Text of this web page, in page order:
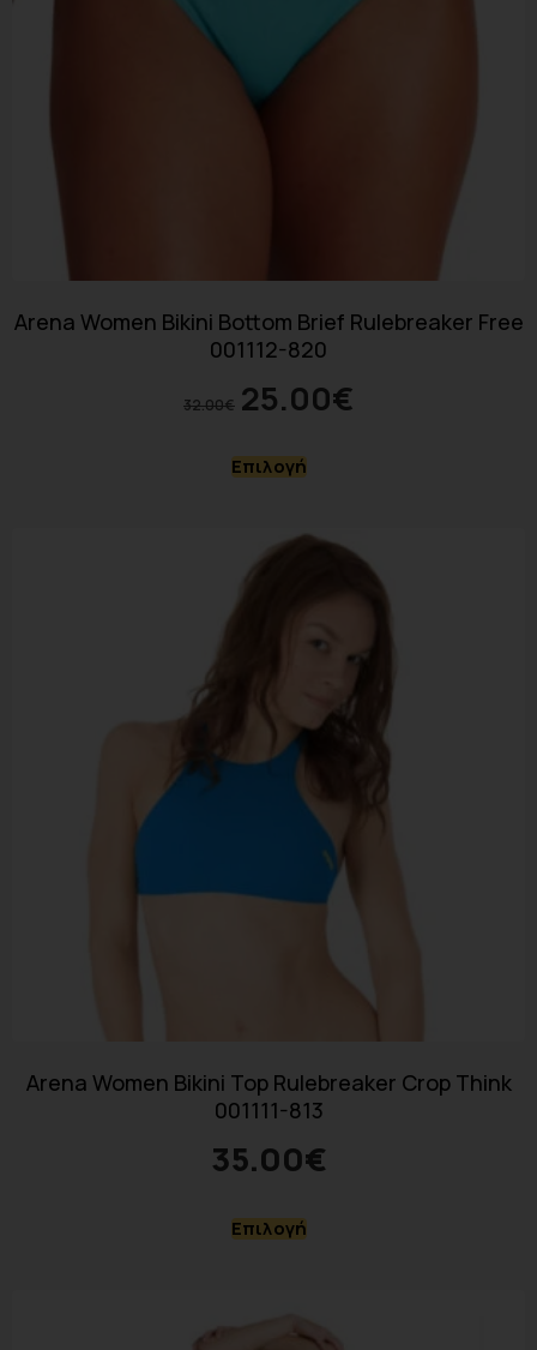
Arena Women Bikini Bottom Brief Rulebreaker Free
001112-820
32.00€ 25.00€
Επιλογή
Arena Women Bikini Top Rulebreaker Crop Think
001111-813
35.00€
Επιλογή